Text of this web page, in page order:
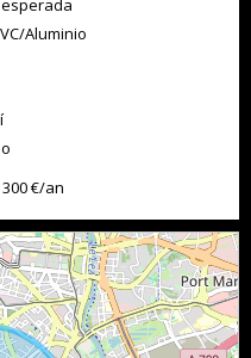
Aluminio
300 €/an